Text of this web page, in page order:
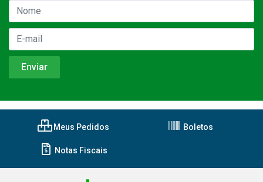
Meus Pedidos Boletos
Notas Fiscais